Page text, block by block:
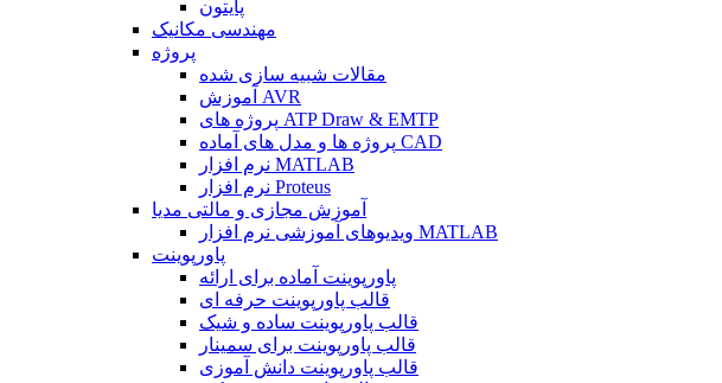
پایتون
مهندسی مکانیک
پروژه
مقالات شبیه سازی شده
آموزش AVR
پروژه های ATP Draw & EMTP
پروژه ها و مدل های آماده CAD
نرم افزار MATLAB
نرم افزار Proteus
آموزش مجازی و مالتی مدیا
ویدیوهای آموزشی نرم افزار MATLAB
پاورپوینت
پاورپوینت آماده برای ارائه
قالب پاورپوینت حرفه ای
قالب پاورپوینت ساده و شیک
قالب پاورپوینت برای سمینار
قالب پاورپوینت دانش آموزی